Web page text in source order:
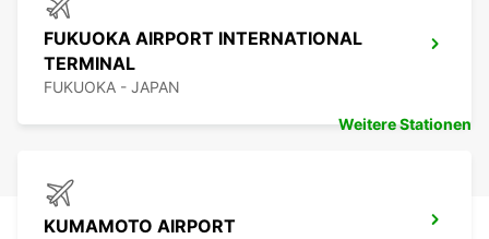
FUKUOKA AIRPORT INTERNATIONAL
TERMINAL
FUKUOKA - JAPAN
KUMAMOTO AIRPORT
Weitere Stationen